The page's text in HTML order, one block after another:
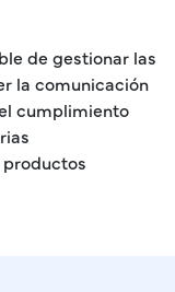
de gestionar las
la comunicación
cumplimiento